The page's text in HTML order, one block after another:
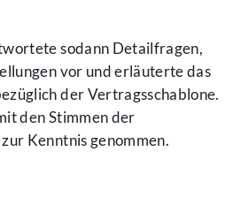
sodann Detailfragen,
vor und erläuterte das
der Vertragsschablone.
den Stimmen der
Kenntnis genommen.